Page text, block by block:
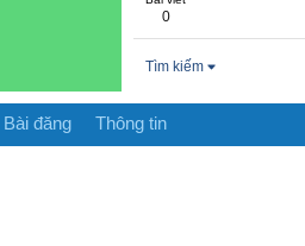
0
Tìm kiếm
Bài đăng Thông tin